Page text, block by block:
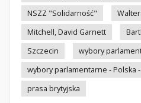
NSZZ "Solidarność"
Mitchell, David Garnett
Szczecin
wybory
wybory parlamentarne - Polska -
prasa brytyjska